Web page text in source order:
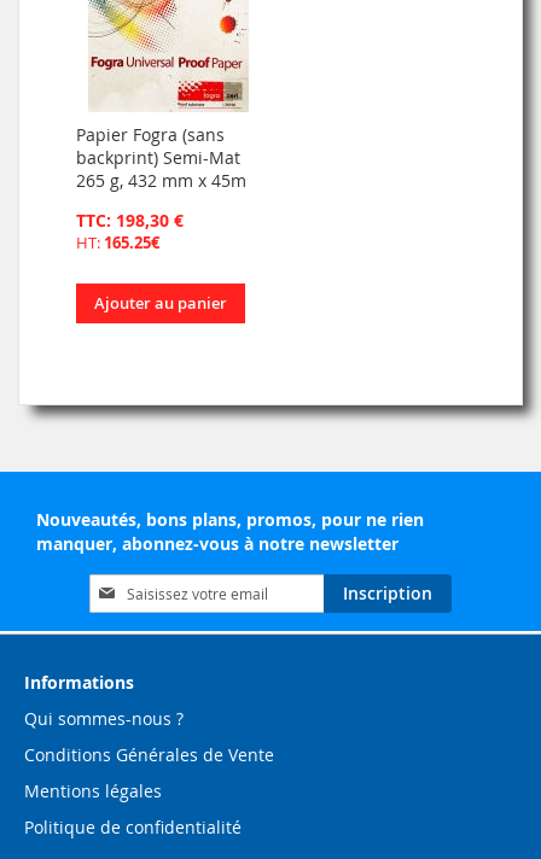
Papier Fogra (sans
backprint) Semi-Mat
265 g, 432 mm x 45m
TTC: 198,30 €
HT: 165.25€
Ajouter au panier
Nouveautés, bons plans, promos, pour ne rien
manquer, abonnez-vous à notre newsletter
Inscription
à
notre
d’information
Inscription
Informations
Qui sommes-nous ?
Conditions Générales de Vente
Mentions légales
Politique de confidentialité